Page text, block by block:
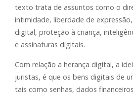
texto trata de assuntos como o
intimidade, liberdade de
digital, proteção à criança,
e assinaturas digitais.
Com relação a herança digital, a
juristas, é que os bens digitais de
tais como senhas, dados